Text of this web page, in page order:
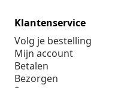
Klantenservice
Volg je bestelling
Mijn account
Betalen
Bezorgen